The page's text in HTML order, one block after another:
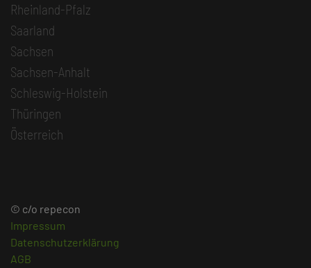
Rheinland-Pfalz
Saarland
Sachsen
Sachsen-Anhalt
Schleswig-Holstein
Thüringen
Österreich
© c/o repecon
Impressum
Datenschutzerklärung
AGB